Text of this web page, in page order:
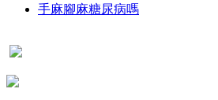
手麻腳麻糖尿病嗎